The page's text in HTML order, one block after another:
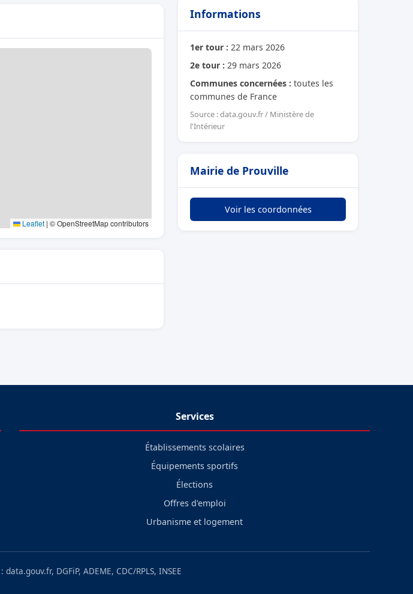
Leaflet | © OpenStreetMap contributors
Informations
1er tour : 22 mars 2026
2e tour : 29 mars 2026
Communes concernées : toutes les
communes de France
Source : data.gouv.fr / Ministère de
l'Intérieur
Mairie de Prouville
Voir les coordonnées
Services
Établissements scolaires
Équipements sportifs
Élections
Offres d'emploi
Urbanisme et logement
DGFiP, ADEME, CDC/RPLS, INSEE